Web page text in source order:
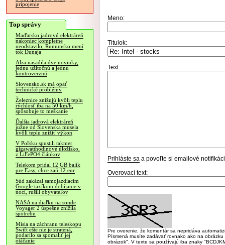
pripojenie
Top správy
Maďarsko jadrovú elektráreň
nakoniec kompletne
neodstavilo, Rumunsko mení
tok Dunaja
Alza nasadila dve novinky,
jednu užitočnú a jednu
kontroverznú
Slovensko.sk má opäť
technické problémy
Železnice znižujú kvôli teplu
rýchlosť iba na 50 km/h,
spôsobuje to meškanie
Ďalšia jadrová elektráreň
južne od Slovenska musela
kvôli teplu znížiť výkon
V Poľsku spustili takmer
gigawatthodinové úložisko,
z LiFePO4 článkov
Telekom pridal 12 GB balík
pre Easy, chce zaň 12 eur
Súd zakázal samojazdiacim
Google taxíkom dobíjanie v
noci, rušili obyvateľov
NASA na diaľku na sonde
Voyager 2 úspešne znížila
spotrebu
Misia na záchranu teleskopu
Swift ešte nie je stratená,
podarilo sa spomaliť jej
otáčanie
Meno:
Titulok:
Text:
Prihláste sa a povoľte si emailové
Overovací text:
Pre overenie, že komentár sa nepridáva
Písmená musíte zadávať rovnako ako na
obrázok". V texte sa používajú iba znaky